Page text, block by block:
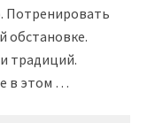
Потренировать
обстановке.
традиций.
в этом …